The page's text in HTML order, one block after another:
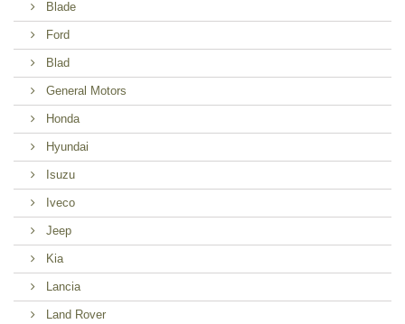
Blade
Ford
Blad
General Motors
Honda
Hyundai
Isuzu
Iveco
Jeep
Kia
Lancia
Land Rover